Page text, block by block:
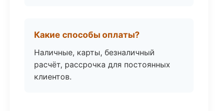
Какие способы оплаты?
Наличные, карты, безналичный
расчёт, рассрочка для постоянных
клиентов.